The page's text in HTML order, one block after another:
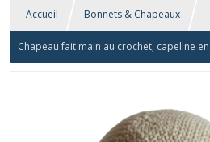
Accueil Bonnets & Chapeaux
Chapeau fait main au crochet, capeline